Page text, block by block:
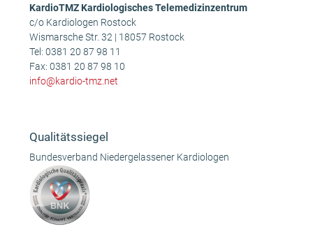
KardioTMZ Kardiologisches Telemedizinzentrum
c/o Kardiologen Rostock
Wismarsche Str. 32 | 18057 Rostock
Tel:0381 20 87 98 11
Fax: 0381 20 87 98 10
info@kardio-tmz.net
Qualitätssiegel
Bundesverband Niedergelassener Kardiologen